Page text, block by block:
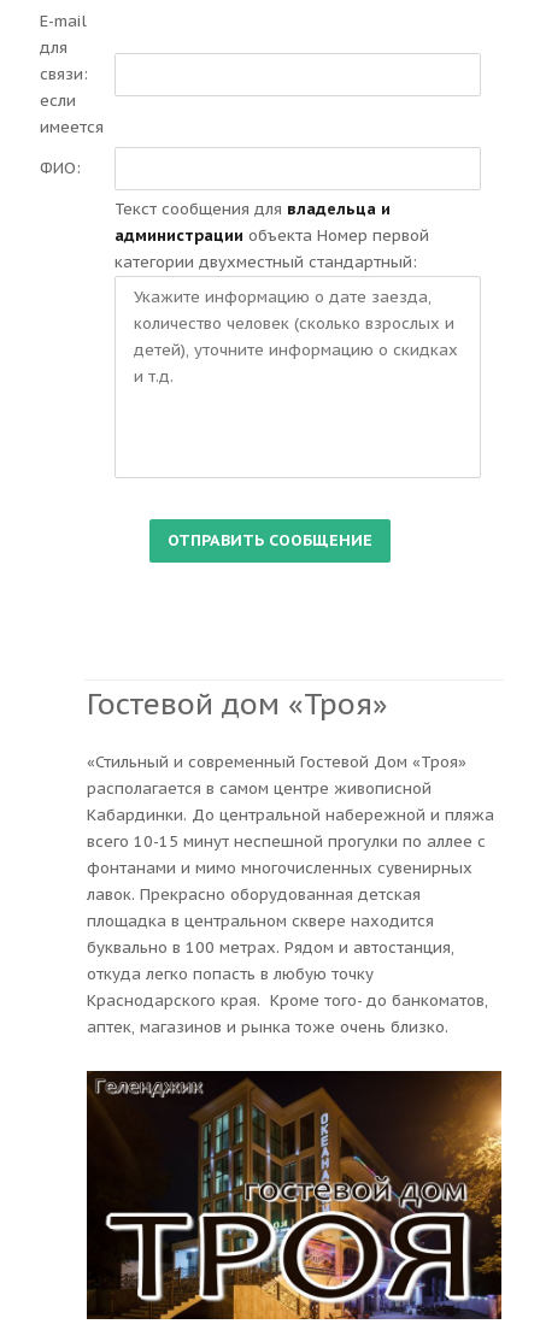
E-mail
для
связи:
если
имеется
ФИО:
Текст сообщения для владельца и
администрации объекта Номер первой
категории двухместный стандартный:
Гостевой дом «Троя»
«Стильный и современный Гостевой Дом «Троя»
располагается в самом центре живописной
Кабардинки. До центральной набережной и пляжа
всего 10-15 минут неспешной прогулки по аллее с
фонтанами и мимо многочисленных сувенирных
лавок. Прекрасно оборудованная детская
площадка в центральном сквере находится
буквально в 100 метрах. Рядом и автостанция,
откуда легко попасть в любую точку
Краснодарского края. Кроме того- до банкоматов,
аптек, магазинов и рынка тоже очень близко.